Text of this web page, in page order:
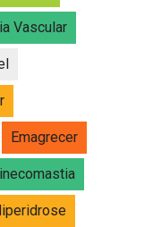
Vascular
Emagrecer